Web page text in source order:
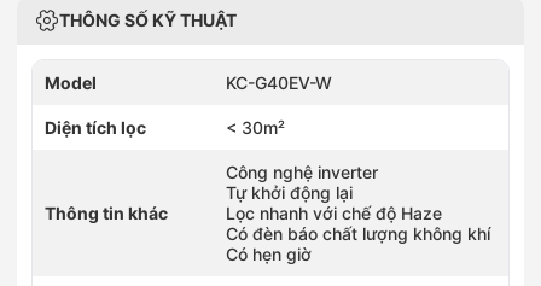
THÔNG SỐ KỸ THUẬT
Model KC-G40EV-W
Diện tích lọc < 30m²
Thông tin khác
Công nghệ inverter
Tự khởi động lại
Lọc nhanh với chế độ Haze
Có đèn báo chất lượng không khí
Có hẹn giờ